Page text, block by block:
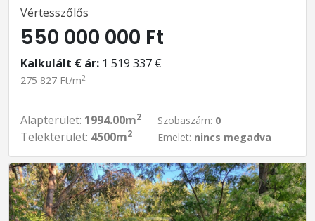
Vértesszőlős
550 000 000 Ft
Kalkulált € ár: 1 519 337 €
275 827 Ft/m2
Alapterület: 1994.00m2
Telekterület: 4500m2
Szobaszám: 0
Emelet: nincs megadva